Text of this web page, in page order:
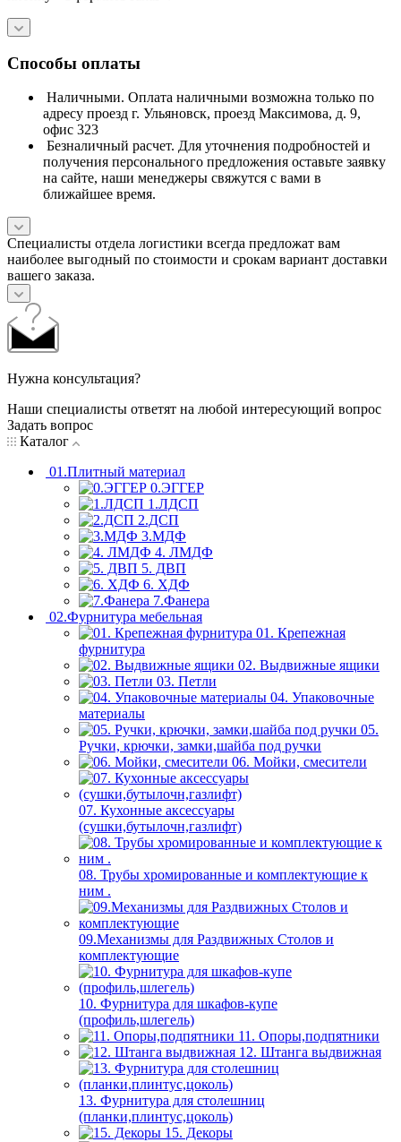
Способы оплаты
Наличными. Оплата наличными возможна только по
адресу проезд г. Ульяновск, проезд Максимова, д. 9,
офис 323
Безналичный расчет. Для уточнения подробностей и
получения персонального предложения оставьте заявку
на сайте, наши менеджеры свяжутся с вами в
ближайшее время.
Специалисты отдела логистики всегда предложат вам
наиболее выгодный по стоимости и срокам вариант доставки
вашего заказа.
Нужна консультация?
Наши специалисты ответят на любой интересующий вопрос
Задать вопрос
Каталог
01.Плитный материал
0.ЭГГЕР
1.ЛДСП
2.ДСП
3.МДФ
4. ЛМДФ
5. ДВП
6. ХДФ
7.Фанера
02.Фурнитура мебельная
01. Крепежная
фурнитура
02. Выдвижные ящики
03. Петли
04. Упаковочные
материалы
05.
Ручки, крючки, замки,шайба под ручки
06. Мойки, смесители
07. Кухонные аксессуары
(сушки,бутылочн,газлифт)
08. Трубы хромированные и комплектующие к
ним .
09.Механизмы для Раздвижных Столов и
комплектующие
10. Фурнитура для шкафов-купе
(профиль,шлегель)
11. Опоры,подпятники
12. Штанга выдвижная
13. Фурнитура для столешниц
(планки,плинтус,цоколь)
15. Декоры